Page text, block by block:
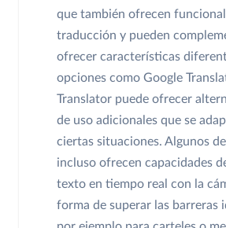
que también ofrecen
traducción y pueden
ofrecer características
opciones como Google
Translator puede ofrecer
de uso adicionales que se
ciertas situaciones. Algunos
incluso ofrecen capacidades
texto en tiempo real con la
forma de superar las barreras